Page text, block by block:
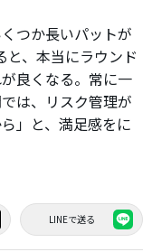
つか長いパットが
、本当にラウンド
良くなる。常に一
は、リスク管理が
」と、満足感をに
LINEで送る